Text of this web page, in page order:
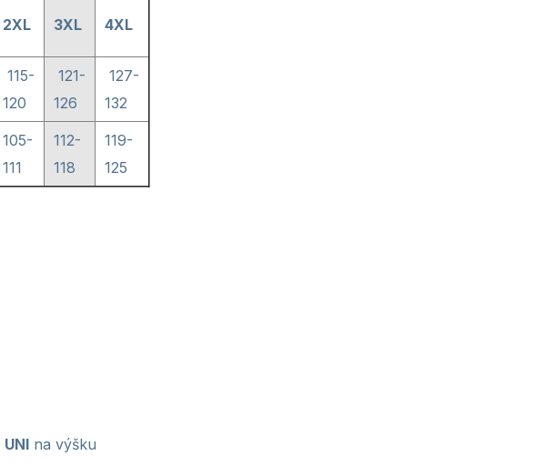
2XL 3XL 4XL
115-
120
121-
126
127-
132
105-
111
112-
118
119-
125
UNI na výšku